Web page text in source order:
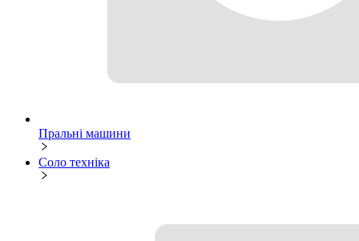
Пральні машини
Соло техніка